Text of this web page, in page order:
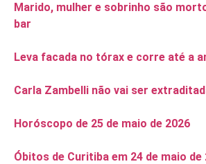
Marido, mulher e sobrinho são
bar
Leva facada no tórax e corre até a
Carla Zambelli não vai ser
Horóscopo de 25 de maio de 2026
Óbitos de Curitiba em 24 de maio de